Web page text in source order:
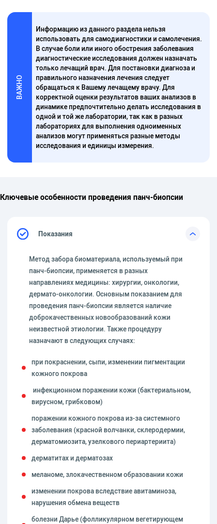
ВАЖНО
Информацию из данного раздела нельзя
использовать для самодиагностики и самолечения.
В случае боли или иного обострения заболевания
диагностические исследования должен назначать
только лечащий врач. Для постановки диагноза и
правильного назначения лечения следует
обращаться к Вашему лечащему врачу. Для
корректной оценки результатов ваших анализов в
динамике предпочтительно делать исследования в
одной и той же лаборатории, так как в разных
лабораториях для выполнения одноименных
анализов могут применяться разные методы
исследования и единицы измерения.
Ключевые особенности проведения панч-биопсии
Показания
Метод забора биоматериала, используемый при
панч-биопсии, применяется в разных
направлениях медицины: хирургии, онкологии,
дермато-онкологии. Основным показанием для
проведения панч-биопсии является наличие
доброкачественных новообразований кожи
неизвестной этиологии. Также процедуру
назначают в следующих случаях:
при покраснении, сыпи, изменении пигментации
кожного покрова
инфекционном поражении кожи (бактериальном,
вирусном, грибковом)
поражении кожного покрова из-за системного
заболевания (красной волчанки, склеродермии,
дерматомиозита, узелкового периартериита)
дерматитах и дерматозах
меланоме, злокачественном образовании кожи
изменении покрова вследствие авитаминоза,
нарушения обмена веществ
болезни Дарье (фолликулярном вегетирующем